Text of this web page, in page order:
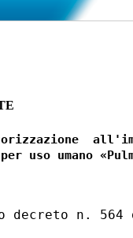
decreto n. 564